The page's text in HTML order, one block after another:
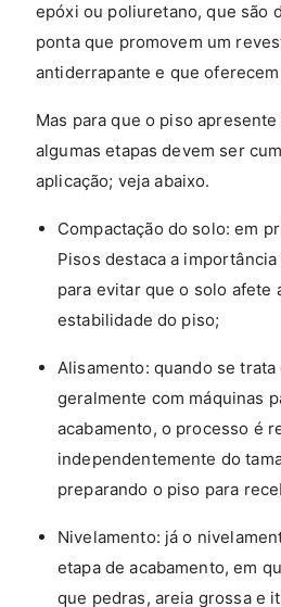
epóxi ou poliuretano, que são
ponta que promovem um
antiderrapante e que
Mas para que o piso
algumas etapas devem ser
aplicação; veja abaixo.
Compactação do solo: em
Pisos destaca a
para evitar que o solo afete
estabilidade do piso;
Alisamento: quando se trata
geralmente com máquinas
acabamento, o processo é
independentemente do
preparando o piso para
Nivelamento: já o
etapa de acabamento, em
que pedras, areia grossa e